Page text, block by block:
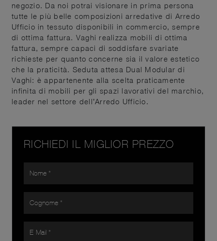
negozio. Da noi potrai visionare in prima persona
tutte le più belle composizioni arredative di Arredo
Ufficio in tessuto disponibili in commercio, sempre
di ottima fattura. Vaghi realizza mobili di ottima
fattura, sempre capaci di soddisfare svariate
richieste per quanto concerne sia il valore estetico
che la praticità. Seduta attesa Dual Modular di
Vaghi: è appartenente alla scelta praticamente
infinita di mobili per gli spazi lavorativi del marchio,
leader nel settore dell’Arredo Ufficio.
RICHIEDI IL MIGLIOR PREZZO